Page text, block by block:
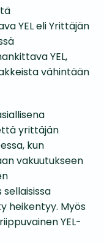
YEL eli Yrittäjän
YEL,
vähintään
yrittäjän
kun
vakuutukseen
heikentyy. Myös
YEL-